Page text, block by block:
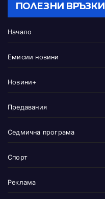
ПОЛЕЗНИ ВРЪЗКИ
Начало
Емисии новини
Новини+
Предавания
Седмична програма
Спорт
Реклама